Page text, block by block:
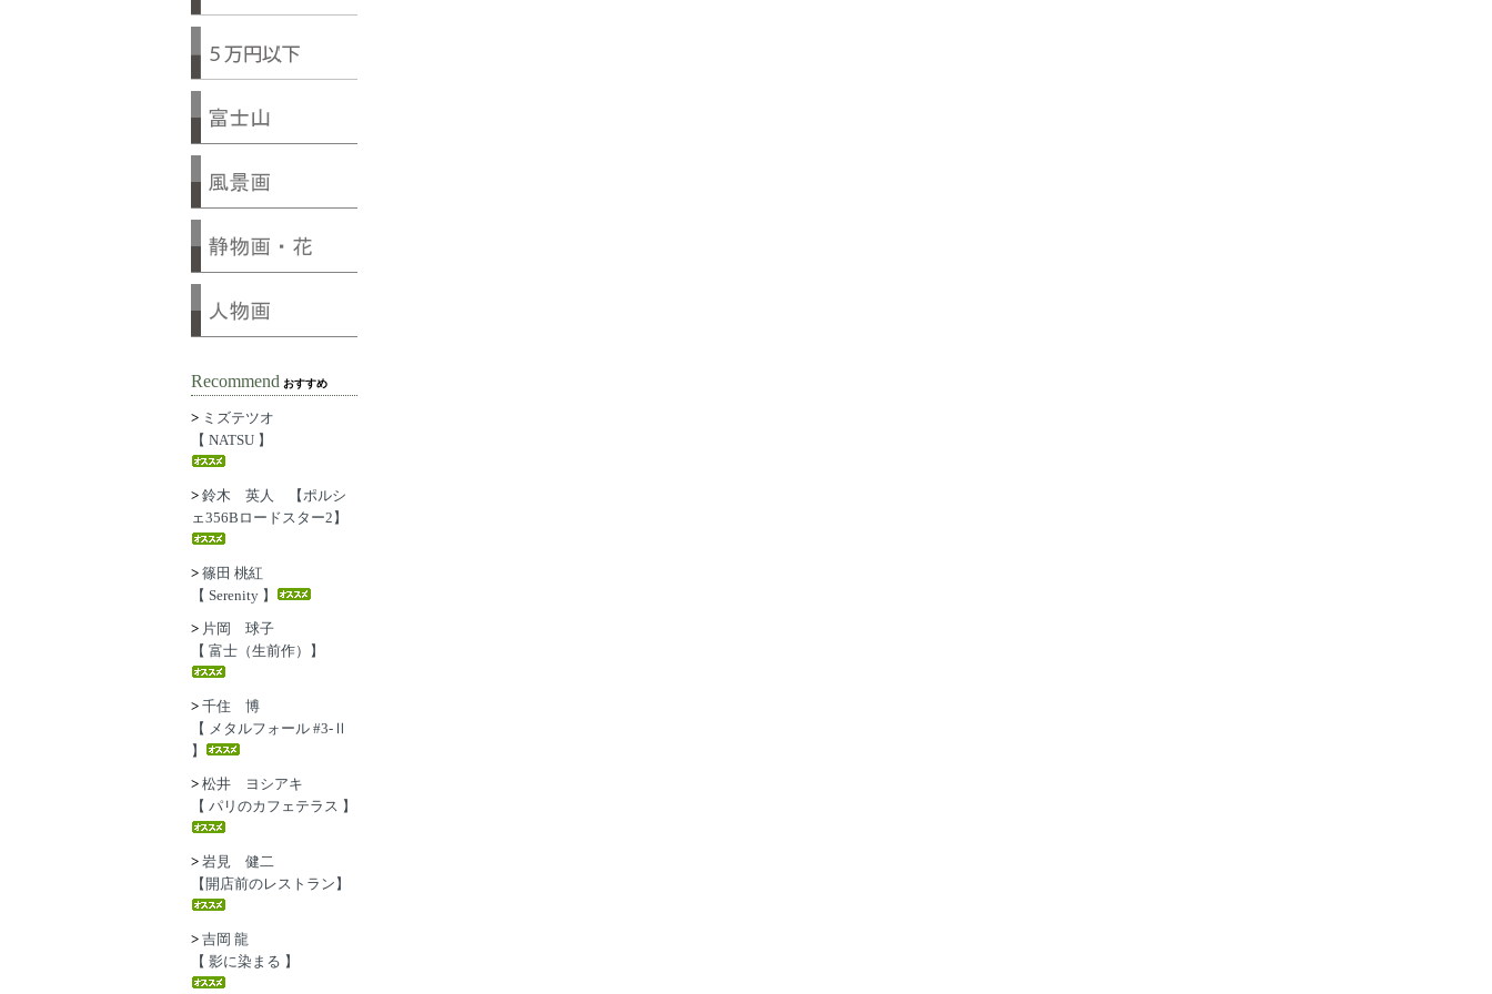
Recommend おすすめ
> ミズテツオ
【 NATSU 】
> 鈴木 英人 【ポルシ
ェ356Bロードスター2】
> 篠田 桃紅
【 Serenity 】
> 片岡 球子
【 富士（生前作）】
> 千住 博
【 メタルフォール #3-Ⅱ
】
> 松井 ヨシアキ
【 パリのカフェテラス 】
> 岩見 健二
【開店前のレストラン】
> 吉岡 龍
【 影に染まる 】